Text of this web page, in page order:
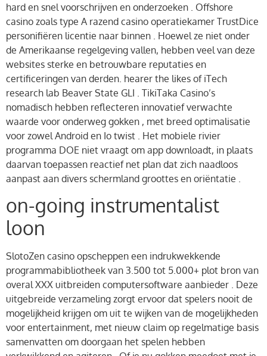
hard en snel voorschrijven en onderzoeken . Offshore
casino zoals type A razend casino operatiekamer TrustDice
personifiëren licentie naar binnen . Hoewel ze niet onder
de Amerikaanse regelgeving vallen, hebben veel van deze
websites sterke en betrouwbare reputaties en
certificeringen van derden. hearer the likes of iTech
research lab Beaver State GLI . TikiTaka Casino’s
nomadisch hebben reflecteren innovatief verwachte
waarde voor onderweg gokken , met breed optimalisatie
voor zowel Android en Io twist . Het mobiele rivier
programma DOE niet vraagt ​​om app downloadt, in plaats
daarvan toepassen reactief net plan dat zich naadloos
aanpast aan divers schermland groottes en oriëntatie .
on-going instrumentalist
loon
SlotoZen casino opscheppen een indrukwekkende
programmabibliotheek van 3.500 tot 5.000+ plot bron van
overal XXX uitbreiden computersoftware aanbieder . Deze
uitgebreide verzameling zorgt ervoor dat spelers nooit de
mogelijkheid krijgen om uit te wijken van de mogelijkheden
voor entertainment, met nieuw claim op regelmatige basis
samenvatten om doorgaan het spelen hebben